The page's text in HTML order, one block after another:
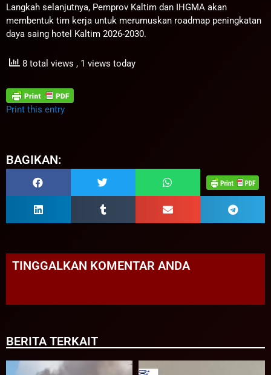
Langkah selanjutnya, Pemprov Kaltim dan IHGMA akan
membentuk tim kerja untuk merumuskan roadmap peningkatan
daya saing hotel Kaltim 2026-2030.
8 total views , 1 views today
Print this entry
BAGIKAN:
TINGGALKAN KOMENTAR ANDA
BERITA TERKAIT